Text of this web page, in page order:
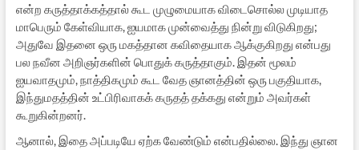
என்ற கருத்தாக்கத்தால் கூட முழுமையாக விடைசொல்ல முடியாத
மாபெரும் கேள்வியாக, ஐயமாக முன்வைத்து நின்று விடுகிறது;
அதுவே இதனை ஒரு மகத்தான கவிதையாக ஆக்குகிறது என்பது
பல நவீன அறிஞர்களின் பொதுக் கருத்தாகும். இதன் மூலம்
ஐயவாதமும், நாத்திகமும் கூட வேத ஞானத்தின் ஒரு பகுதியாக,
இந்துமதத்தின் உட்பிரிவாகக் கருதத் தக்கது என்றும் அவர்கள்
கூறுகின்றனர்.
ஆனால், இதை அப்படியே ஏற்க வேண்டும் என்பதில்லை. இந்து ஞான